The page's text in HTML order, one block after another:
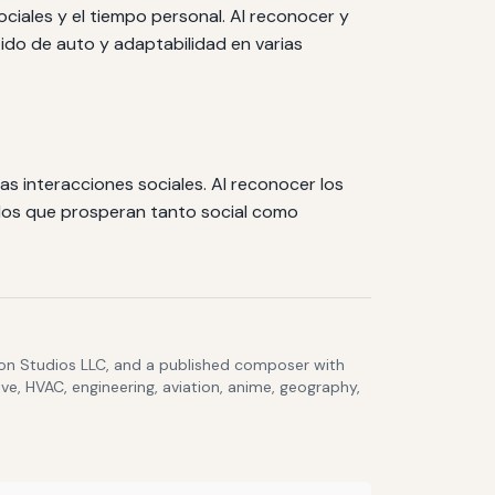
y el tiempo personal. Al reconocer y
de auto y adaptabilidad en varias
interacciones sociales. Al reconocer los
que prosperan tanto social como
Studios LLC, and a published composer with
HVAC, engineering, aviation, anime, geography,